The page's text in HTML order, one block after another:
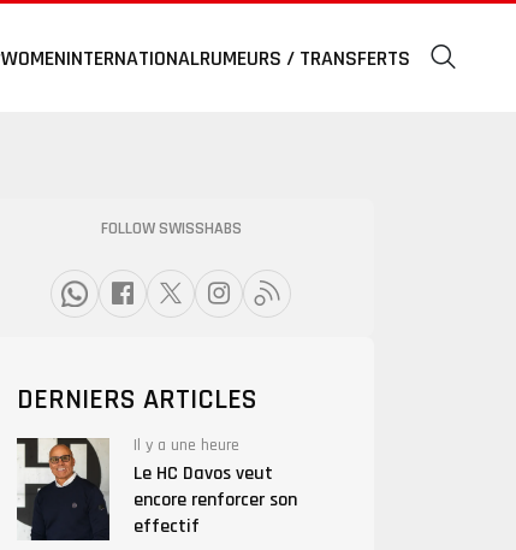
WOMENINTERNATIONALRUMEURS / TRANSFERTS
FOLLOW SWISSHABS
DERNIERS ARTICLES
Il y a une heure
Le HC Davos veut
encore renforcer son
effectif